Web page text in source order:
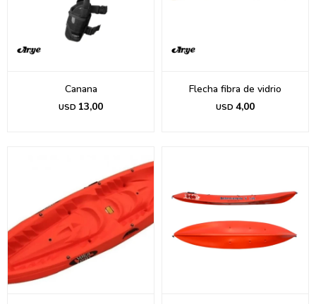
Canana
USD 13,00
Flecha fibra de vidrio
USD 4,00